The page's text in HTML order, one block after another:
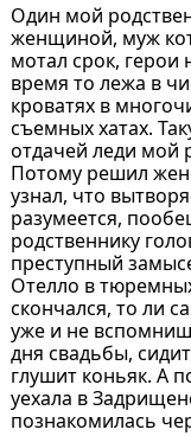
Один мой
женщиной, муж
мотал срок,
время то лежа в
кроватях в
съемных хатах.
отдачей леди мой
Потому решил
узнал, что
разумеется,
родственнику
преступный
Отелло в
скончался, то ли
уже и не
дня свадьбы,
глушит коньяк. А
уехала в
познакомилась